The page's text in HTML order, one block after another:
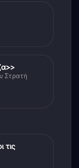
Στρατή
τις